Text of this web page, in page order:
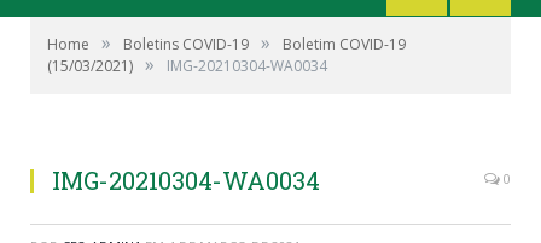
Home » Boletins COVID-19 »
Boletim COVID-19
(15/03/2021) » IMG-20210304-WA0034
IMG-20210304-WA0034 0